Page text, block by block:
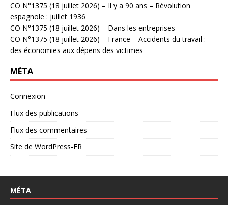
CO N°1375 (18 juillet 2026) – Il y a 90 ans – Révolution
espagnole : juillet 1936
CO N°1375 (18 juillet 2026) – Dans les entreprises
CO N°1375 (18 juillet 2026) – France – Accidents du travail :
des économies aux dépens des victimes
MÉTA
Connexion
Flux des publications
Flux des commentaires
Site de WordPress-FR
MÉTA